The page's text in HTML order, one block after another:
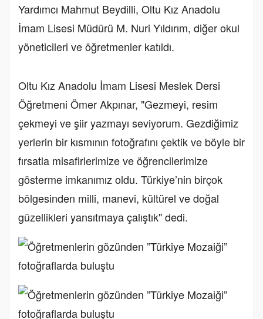
Yardımcı Mahmut Beydilli, Oltu Kız Anadolu
İmam Lisesi Müdürü M. Nuri Yıldırım, diğer okul
yöneticileri ve öğretmenler katıldı.
Oltu Kız Anadolu İmam Lisesi Meslek Dersi
Öğretmeni Ömer Akpınar, "Gezmeyi, resim
çekmeyi ve şiir yazmayı seviyorum. Gezdiğimiz
yerlerin bir kısmının fotoğrafını çektik ve böyle bir
fırsatla misafirlerimize ve öğrencilerimize
gösterme imkanımız oldu. Türkiye’nin birçok
bölgesinden milli, manevi, kültürel ve doğal
güzellikleri yansıtmaya çalıştık" dedi.